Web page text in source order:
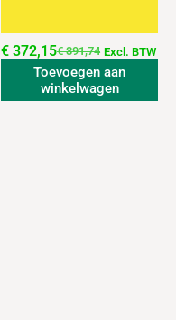
€391,74
€ 372,15 Excl. BTW
Toevoegen aan
winkelwagen